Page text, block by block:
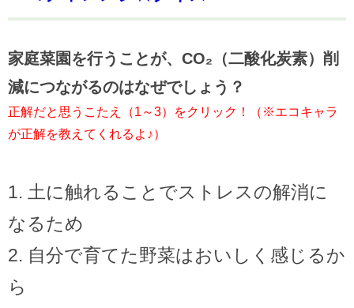
家庭菜園を行うことが、CO₂（二酸化炭素）削
減につながるのはなぜでしょう？
正解だと思うこたえ（1～3）をクリック！（※エコキャラ
が正解を教えてくれるよ♪）
土に触れることでストレスの解消に
なるため
自分で育てた野菜はおいしく感じるか
ら